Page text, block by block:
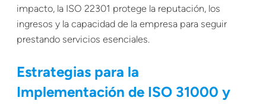
impacto, la ISO 22301 protege la reputación, los
ingresos y la capacidad de la empresa para seguir
prestando servicios esenciales.
Estrategias para la
Implementación de ISO 31000 y